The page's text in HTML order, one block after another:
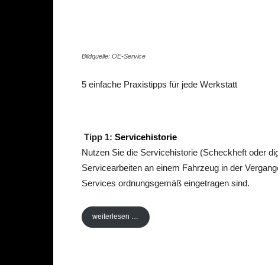
Bildquelle: OE-Service
5 einfache Praxistipps für jede Werkstatt
Tipp 1: Servicehistorie
Nutzen Sie die Servicehistorie (Scheckheft oder
Servicearbeiten an einem Fahrzeug in der
Services ordnungsgemäß eingetragen sind.
weiterlesen …